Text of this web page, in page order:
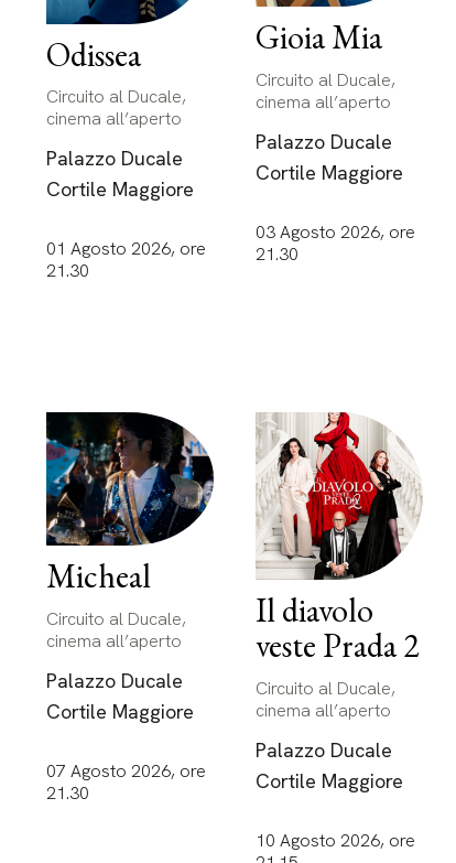
Odissea
Circuito al Ducale,
cinema all’aperto
Palazzo Ducale
Cortile Maggiore
01 Agosto 2026, ore
21.30
Gioia Mia
Circuito al Ducale,
cinema all’aperto
Palazzo Ducale
Cortile Maggiore
03 Agosto 2026, ore
21.30
Micheal
Circuito al Ducale,
cinema all’aperto
Palazzo Ducale
Cortile Maggiore
07 Agosto 2026, ore
21.30
Il diavolo
veste Prada 2
Circuito al Ducale,
cinema all’aperto
Palazzo Ducale
Cortile Maggiore
10 Agosto 2026, ore